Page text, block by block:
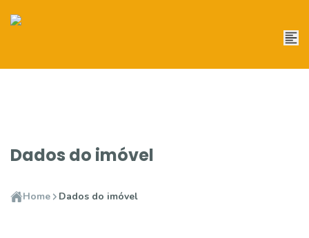
Dados do imóvel
Home Dados do imóvel